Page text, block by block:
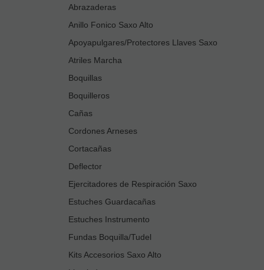
Abrazaderas
Anillo Fonico Saxo Alto
Apoyapulgares/Protectores Llaves Saxo
Atriles Marcha
Boquillas
Boquilleros
Cañas
Cordones Arneses
Cortacañas
Deflector
Ejercitadores de Respiración Saxo
Estuches Guardacañas
Estuches Instrumento
Fundas Boquilla/Tudel
Kits Accesorios Saxo Alto